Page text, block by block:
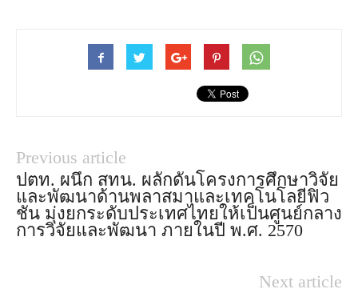
Previous article
ปตท. ผนึก สทน. ผลักดันโครงการศึกษาวิจัย
และพัฒนาด้านพลาสมาและเทคโนโลยีฟิว
ชัน มุ่งยกระดับประเทศไทยให้เป็นศูนย์กลาง
การวิจัยและพัฒนา ภายในปี พ.ศ. 2570
Next article